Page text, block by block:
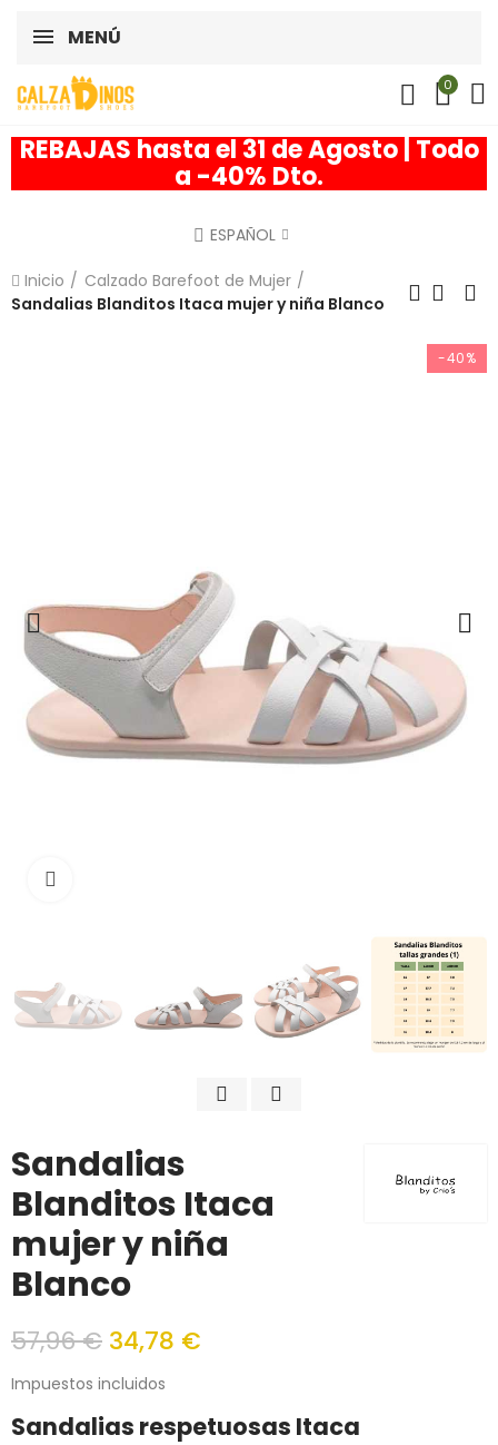
MENÚ
0
REBAJAS hasta el 31 de Agosto | Todo
a -40% Dto.
ESPAÑOL
Inicio
Calzado Barefoot de Mujer
Sandalias Blanditos Itaca mujer y niña Blanco
-40%
Sandalias
Blanditos Itaca
mujer y niña
Blanco
57,96 € 34,78 €
Impuestos incluidos
Sandalias respetuosas Itaca